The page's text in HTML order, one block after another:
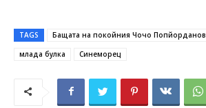
TAGS Бащата на покойния Чочо Попйорданов
млада булка
Синеморец